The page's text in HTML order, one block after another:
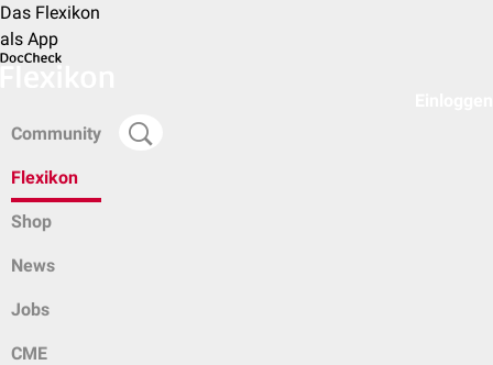
Das Flexikon
als App
Community
Flexikon
Shop
News
Jobs
CME